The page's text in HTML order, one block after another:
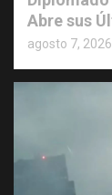
Abre sus
agosto 7, 2026